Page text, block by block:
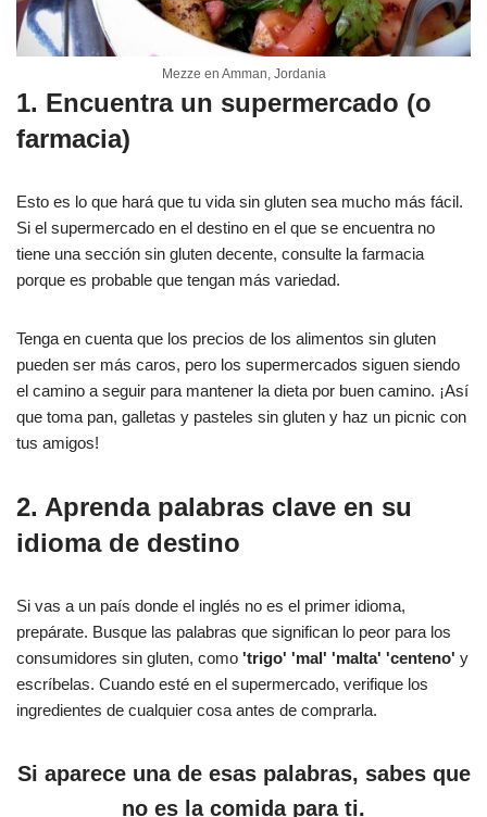
Mezze en Amman, Jordania
1. Encuentra un supermercado (o
farmacia)
Esto es lo que hará que tu vida sin gluten sea mucho más fácil.
Si el supermercado en el destino en el que se encuentra no
tiene una sección sin gluten decente, consulte la farmacia
porque es probable que tengan más variedad.
Tenga en cuenta que los precios de los alimentos sin gluten
pueden ser más caros, pero los supermercados siguen siendo
el camino a seguir para mantener la dieta por buen camino. ¡Así
que toma pan, galletas y pasteles sin gluten y haz un picnic con
tus amigos!
2. Aprenda palabras clave en su
idioma de destino
Si vas a un país donde el inglés no es el primer idioma,
prepárate. Busque las palabras que significan lo peor para los
consumidores sin gluten, como 'trigo' 'mal' 'malta' 'centeno' y
escríbelas. Cuando esté en el supermercado, verifique los
ingredientes de cualquier cosa antes de comprarla.
Si aparece una de esas palabras, sabes que
no es la comida para ti.